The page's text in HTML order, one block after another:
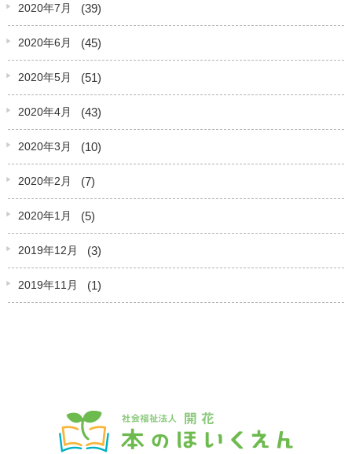
2020年7月 (39)
2020年6月 (45)
2020年5月 (51)
2020年4月 (43)
2020年3月 (10)
2020年2月 (7)
2020年1月 (5)
2019年12月 (3)
2019年11月 (1)